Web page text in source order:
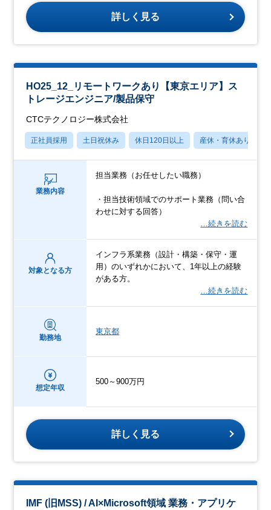
詳しく見る
HO25_12_リモートワークあり【東京エリア】ス
トレージエンジニア/製品保守
CTCテクノロジー株式会社
正社員採用 土日祝休み 休日120日以上 産休・育休あり
業務内容
担当業務（お任せしたい職務）
・担当技術領域でのサポート業務（問い合
わせに対する回答）
…続きを読む
対象となる方
インフラ系業務（設計・構築・保守・運
用）のいずれかにおいて、1年以上の経験
がある方。
…続きを読む
勤務地
東京都
想定年収
500～900万円
詳しく見る
IMF (旧MSS) / AI×Microsoft領域 業務・アプリケ